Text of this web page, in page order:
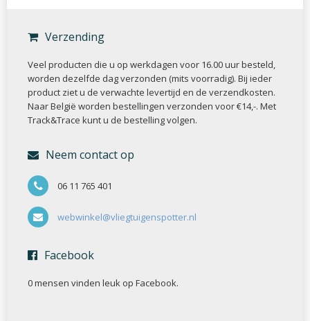
Verzending
Veel producten die u op werkdagen voor 16.00 uur besteld,
worden dezelfde dag verzonden (mits voorradig). Bij ieder
product ziet u de verwachte levertijd en de verzendkosten.
Naar België worden bestellingen verzonden voor €14,-. Met
Track&Trace kunt u de bestelling volgen.
Neem contact op
06 11 765 401
webwinkel@vliegtuigenspotter.nl
Facebook
0 mensen vinden leuk op Facebook.